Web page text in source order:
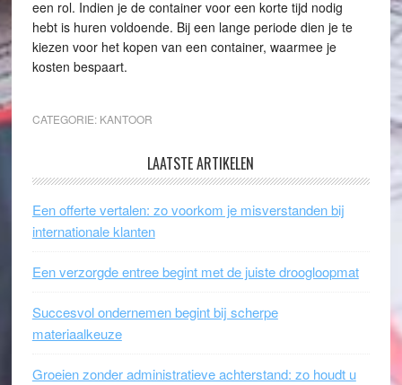
een rol. Indien je de container voor een korte tijd nodig
hebt is huren voldoende. Bij een lange periode dien je te
kiezen voor het kopen van een container, waarmee je
kosten bespaart.
CATEGORIE: KANTOOR
LAATSTE ARTIKELEN
Een offerte vertalen: zo voorkom je misverstanden bij
internationale klanten
Een verzorgde entree begint met de juiste droogloopmat
Succesvol ondernemen begint bij scherpe
materiaalkeuze
Groeien zonder administratieve achterstand: zo houdt u